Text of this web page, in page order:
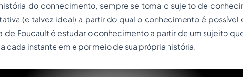
do conhecimento, sempre se toma o sujeito de
(e talvez ideal) a partir do qual o conhecimento é possível
de Foucault é estudar o conhecimento a partir de um sujeito
cada instante em e por meio de sua própria história.